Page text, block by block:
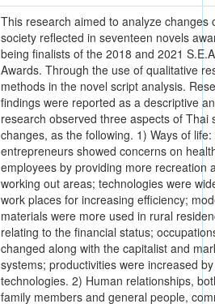
This research aimed to analyze changes
society reflected in seventeen novels
being finalists of the 2018 and 2021
Awards. Through the use of qualitative
methods in the novel script analysis.
findings were reported as a descriptive
research observed three aspects of Thai
changes, as the following. 1) Ways of life:
entrepreneurs showed concerns on
employees by providing more recreation
working out areas; technologies were
work places for increasing efficiency;
materials were more used in rural
relating to the financial status;
changed along with the capitalist and
systems; productivities were increased
technologies. 2) Human relationships,
family members and general people,